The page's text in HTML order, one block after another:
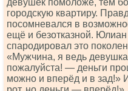
девушек помоложе, тем
городскую квартиру.
посомневался в
ещё и безотказной. Юлиан
спародировал это
«Мужчина, я ведь
пожалуйста! — деньги
можно и вперёд и в